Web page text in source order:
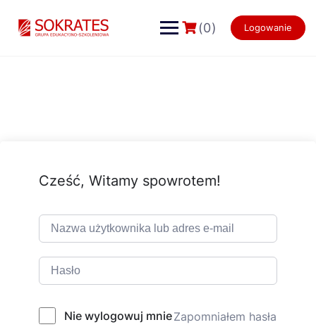
content
(0) Logowanie
Cześć, Witamy spowrotem!
Nie wylogowuj mnieZapomniałem hasła